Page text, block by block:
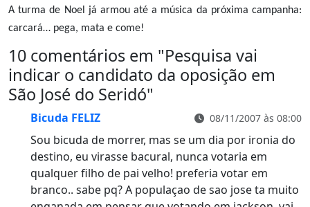
A turma de Noel já armou até a música da próxima campanha:
carcará… pega, mata e come!
10 comentários em "Pesquisa vai
indicar o candidato da oposição em
São José do Seridó"
Bicuda FELIZ 08/11/2007 às 08:00
Sou bicuda de morrer, mas se um dia por ironia do
destino, eu virasse bacural, nunca votaria em
qualquer filho de pai velho! preferia votar em
branco.. sabe pq? A populaçao de sao jose ta muito